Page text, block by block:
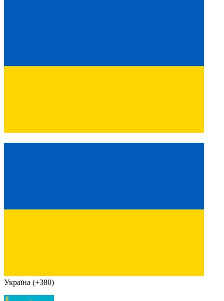
Україна (+380)